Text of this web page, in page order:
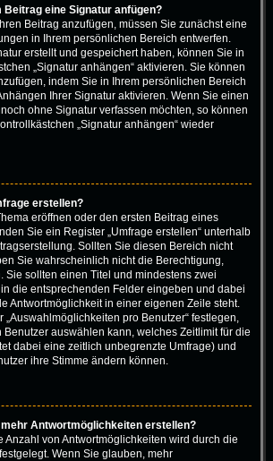
Beitrag eine Signatur anfügen?
Beitrag anzufügen, müssen Sie zunächst eine
in Ihrem persönlichen Bereich entwerfen.
erstellt und gespeichert haben, können Sie in
„Signatur anhängen“ aktivieren. Sie können
indem Sie in Ihrem persönlichen Bereich
Ihrer Signatur aktivieren. Wenn Sie einen
ohne Signatur verfassen möchten, so können
„Signatur anhängen“ wieder
erstellen?
eröffnen oder den ersten Beitrag eines
Sie ein Register „Umfrage erstellen“ unterhalb
Sollten Sie diesen Bereich nicht
Sie wahrscheinlich nicht die Berechtigung,
Sie sollten einen Titel und mindestens zwei
die entsprechenden Felder eingeben und dabei
Antwortmöglichkeit in einer eigenen Zeile steht.
„Auswahlmöglichkeiten pro Benutzer“ festlegen,
auswählen kann, welches Zeitlimit für die
dabei eine zeitlich unbegrenzte Umfrage) und
ihre Stimme ändern können.
Antwortmöglichkeiten erstellen?
Anzahl von Antwortmöglichkeiten wird durch die
Wenn Sie glauben, mehr